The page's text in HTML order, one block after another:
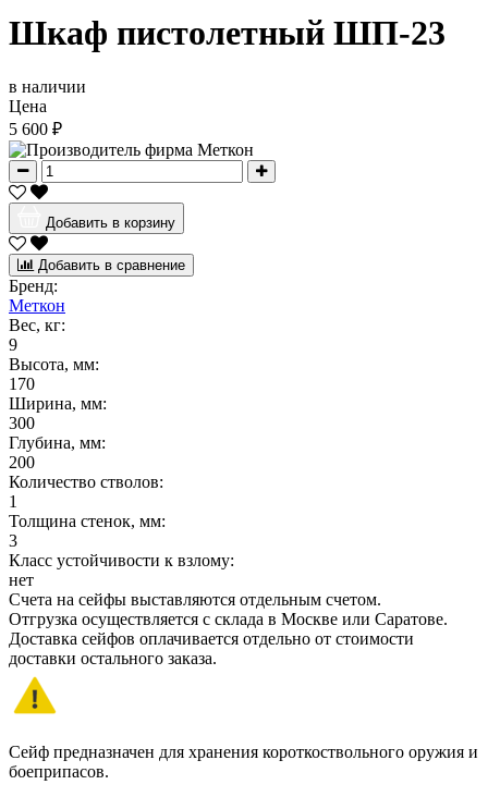
Шкаф пистолетный ШП-23
в наличии
Цена
5 600 ₽
Добавить в корзину
Добавить в сравнение
Бренд:
Меткон
Вес, кг:
9
Высота, мм:
170
Ширина, мм:
300
Глубина, мм:
200
Количество стволов:
1
Толщина стенок, мм:
3
Класс устойчивости к взлому:
нет
Счета на сейфы выставляются отдельным счетом.
Отгрузка осуществляется с склада в Москве или Саратове.
Доставка сейфов оплачивается отдельно от стоимости
доставки остального заказа.
Сейф предназначен для хранения короткоствольного оружия и
боеприпасов.